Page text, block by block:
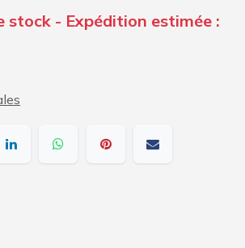
stock - Expédition estimée :